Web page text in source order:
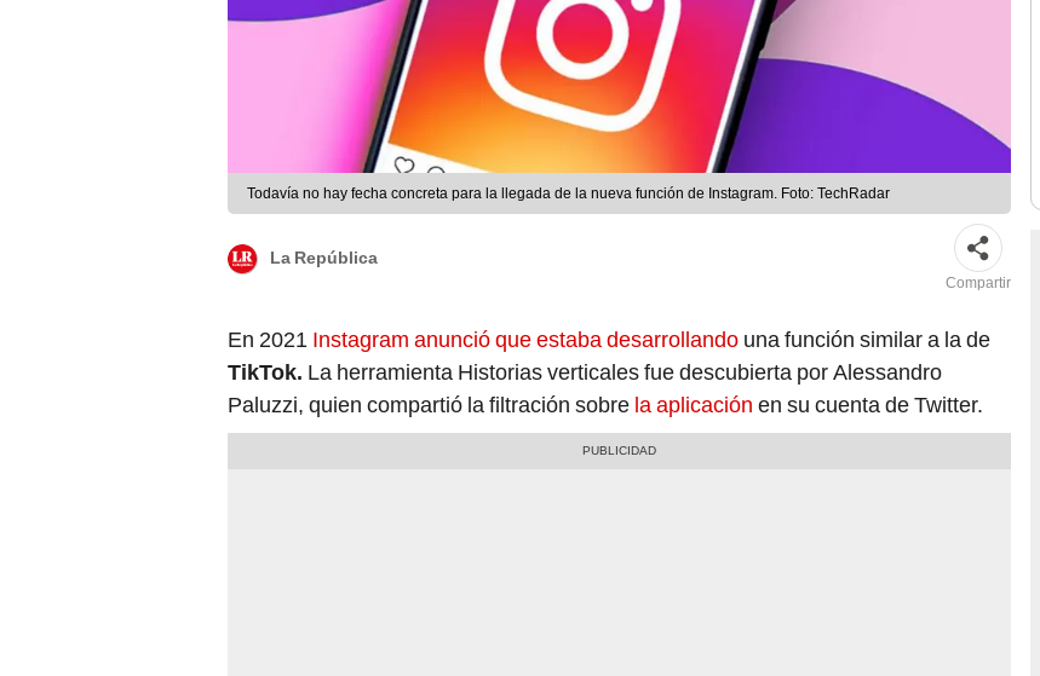
Todavía no hay fecha concreta para la llegada de la nueva función de Instagram. Foto: TechRadar
La República
Compartir
En 2021 Instagram anunció que estaba desarrollando una función similar a la de
TikTok. La herramienta Historias verticales fue descubierta por Alessandro
Paluzzi, quien compartió la filtración sobre la aplicación en su cuenta de Twitter.